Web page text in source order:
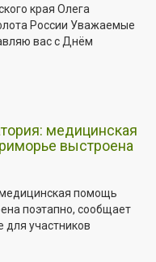
края Олега
России Уважаемые
вас с Днём
медицинская
выстроена
помощь
поэтапно, сообщает
для участников